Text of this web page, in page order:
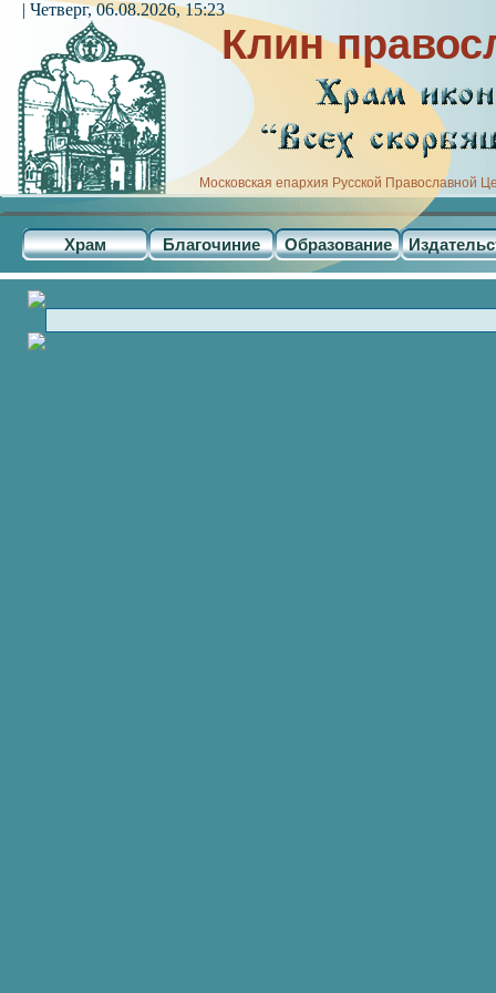
Клин
Московская епархия Русской Православной
Храм Благочиние Образование
| Четверг, 06.08.2026, 15:23